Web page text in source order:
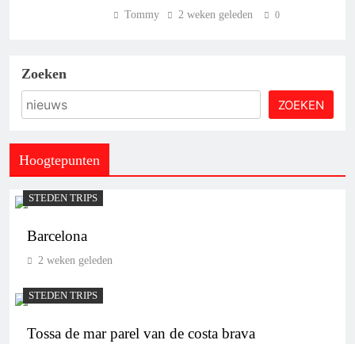
Tommy 2 weken geleden 0
Zoeken
ZOEKEN
Hoogtepunten
STEDEN TRIPS
Barcelona
2 weken geleden
STEDEN TRIPS
Tossa de mar parel van de costa brava